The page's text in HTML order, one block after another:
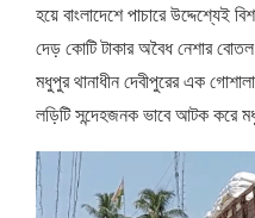
হয়ে বাংলাদেশে পাচারে উদ্দেশ্যেই
দেড় কোটি টাকার অবৈধ নেশার
মধুপুর থানাধীন দেবীপুরের এক
লড়িটি সন্দেহজনক ভাবে আটক করে